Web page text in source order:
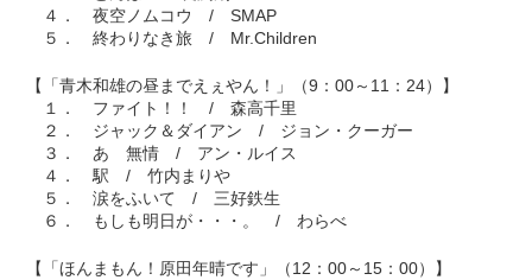
４． 夜空ノムコウ / SMAP
５． 終わりなき旅 / Mr.Children
【「青木和雄の昼までえぇやん！」（9：00～11：24）】
１． ファイト！！ / 森高千里
２． ジャック＆ダイアン / ジョン・クーガー
３． あゝ無情 / アン・ルイス
４． 駅 / 竹内まりや
５． 涙をふいて / 三好鉄生
６． もしも明日が・・・。 / わらべ
【「ほんまもん！原田年晴です」（12：00～15：00）】